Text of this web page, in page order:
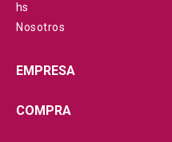
hs
Nosotros
EMPRESA
COMPRA